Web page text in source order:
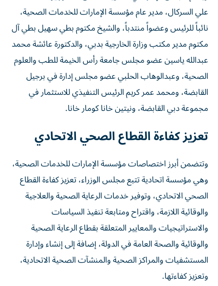
علي السركال، مدير عام مؤسسة الإمارات للخدمات الصحية،
نائباً للرئيس وعضواً منتدباً، والشيخ مكتوم بطي سهيل بطي آل
مكتوم مدير مكتب وزارة الخارجية بدبي، والدكتورة عائشة محمد
عبدالله ياسين عضو مجلس جامعة رأس الخيمة للطب والعلوم
الصحية، وعبدالوهاب الحلبي عضو مجلس إدارة في برجيل
القابضة، ومحمد عمر كريم الرئيس التنفيذي للاستثمار في
مجموعة دبي القابضة، ونيتين خانا كومار خانا.
تعزيز كفاءة القطاع الصحي الاتحادي
وتتضمن أبرز اختصاصات مؤسسة الإمارات للخدمات الصحية،
وهي مؤسسة اتحادية تتبع مجلس الوزراء، تعزيز كفاءة القطاع
الصحي الاتحادي، وتوفير خدمات الرعاية الصحية والعلاجية
والوقائية اللازمة، واقتراح ومتابعة تنفيذ السياسات
والاستراتيجيات والمعايير المتعلقة بقطاع الرعاية الصحية
والوقائية والصحة العامة في الدولة، إضافة إلى إنشاء وإدارة
المستشفيات والمراكز الصحية والمنشآت الصحية الاتحادية،
وتعزيز كفاءتها.